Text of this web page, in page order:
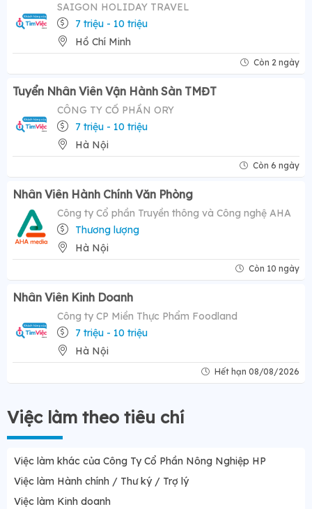
SAIGON HOLIDAY TRAVEL
7 triệu - 10 triệu
Hồ Chí Minh
Còn 2 ngày
Tuyển Nhân Viên Vận Hành Sàn TMĐT
CÔNG TY CỔ PHẦN ORY
7 triệu - 10 triệu
Hà Nội
Còn 6 ngày
Nhân Viên Hành Chính Văn Phòng
Công ty Cổ phần Truyền thông và Công nghệ AHA
Thương lượng
Hà Nội
Còn 10 ngày
Nhân Viên Kinh Doanh
Công ty CP Miền Thực Phẩm Foodland
7 triệu - 10 triệu
Hà Nội
Hết hạn 08/08/2026
Việc làm theo tiêu chí
Việc làm khác của Công Ty Cổ Phần Nông Nghiệp HP
Việc làm Hành chính / Thư ký / Trợ lý
Việc làm Kinh doanh